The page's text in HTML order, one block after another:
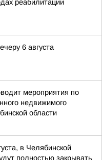
реабилитации
6 августа
мероприятия по
недвижимого
области
в Челябинской
полностью закрывать